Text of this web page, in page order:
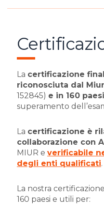
La certificazione
riconosciuta dal Miur
152845) e in 160 paesi
superamento
La certificazione è
collaborazione con
MIUR e verificabile
degli enti qualificati.
La nostra
160 paesi e utili per: